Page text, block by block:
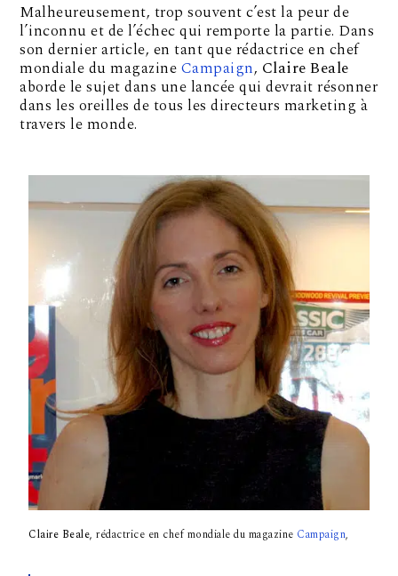
Malheureusement, trop souvent c’est la peur de
l’inconnu et de l’échec qui remporte la partie. Dans
son dernier article, en tant que rédactrice en chef
mondiale du magazineCampaign, Claire Beale
aborde le sujet dans une lancée qui devrait résonner
dans les oreilles de tous les directeurs marketing à
travers le monde.
Claire Beale,rédactrice en chef mondiale du magazine Campaign,